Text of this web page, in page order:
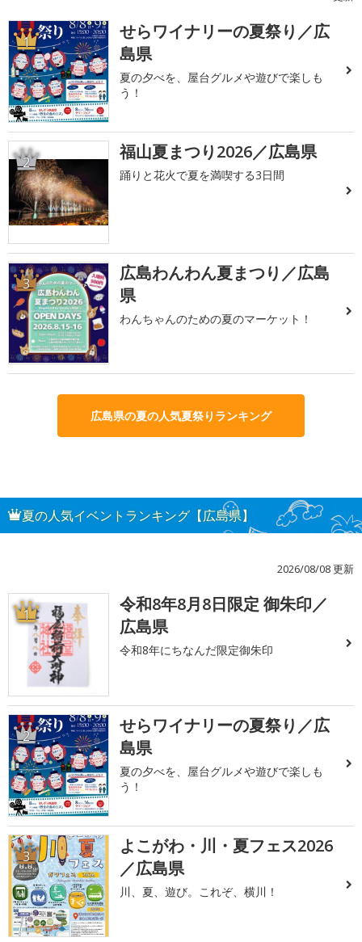
1
せらワイナリーの夏祭り／広
島県
夏の夕べを、屋台グルメや遊びで楽しも
う！
2 福山夏まつり2026／広島県
踊りと花火で夏を満喫する3日間
3
広島わんわん夏まつり／広島
県
わんちゃんのための夏のマーケット！
広島県の夏の人気夏祭りランキング
夏の人気イベントランキング【広島県】
2026/08/08 更新
1
令和8年8月8日限定 御朱印／
広島県
令和8年にちなんだ限定御朱印
2
せらワイナリーの夏祭り／広
島県
夏の夕べを、屋台グルメや遊びで楽しも
う！
3
よこがわ・川・夏フェス2026
／広島県
川、夏、遊び。これぞ、横川！